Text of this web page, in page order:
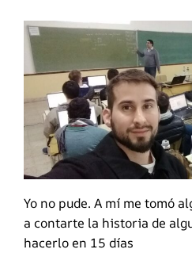
Yo no pude. A mí me tomó
a contarte la historia de
hacerlo en 15 días